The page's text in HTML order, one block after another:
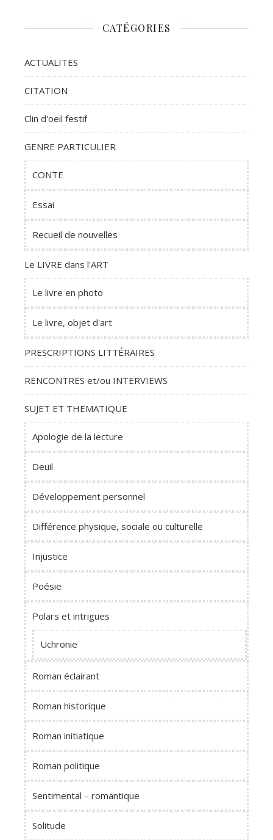
CATÉGORIES
ACTUALITES
CITATION
Clin d'oeil festif
GENRE PARTICULIER
CONTE
Essai
Recueil de nouvelles
Le LIVRE dans l'ART
Le livre en photo
Le livre, objet d'art
PRESCRIPTIONS LITTÉRAIRES
RENCONTRES et/ou INTERVIEWS
SUJET ET THEMATIQUE
Apologie de la lecture
Deuil
Développement personnel
Différence physique, sociale ou culturelle
Injustice
Poésie
Polars et intrigues
Uchronie
Roman éclairant
Roman historique
Roman initiatique
Roman politique
Sentimental – romantique
Solitude